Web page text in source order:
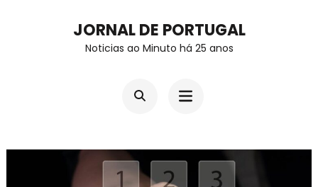
JORNAL DE PORTUGAL
Noticias ao Minuto há 25 anos